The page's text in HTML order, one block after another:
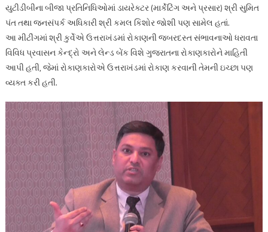
યુટીડીબીના બીજા પ્રતિનિધિઓમાં ડાયરેક્ટર (માર્કેટિંગ અને પ્રસાર) શ્રી સુમિત
પંત તથા જનસંપર્ક અધિકારી શ્રી કમલ કિશોર જોશી પણ સામેલ હતાં.
આ મીટીંગમાં શ્રી કુર્વેએ ઉત્તરાખંડમાં રોકાણની જબરદસ્ત સંભાવનાઓ ધરાવતા
વિવિધ પ્રવાસન કેન્દ્રો અને લેન્ડ બેંક વિશે ગુજરાતના રોકાણકારોને માહિતી
આપી હતી, જેમાં રોકાણકારોએ ઉત્તરાખંડમાં રોકાણ કરવાની તેમની ઇચ્છા પણ
વ્યક્ત કરી હતી.